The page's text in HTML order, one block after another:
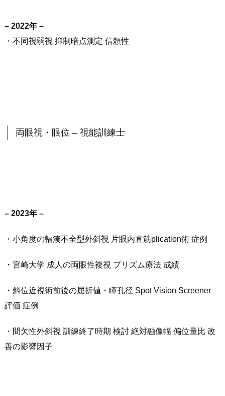
– 2022年 –
・不同視弱視 抑制暗点測定 信頼性
両眼視・眼位 – 視能訓練士
– 2023年 –
・小角度の輻湊不全型外斜視 片眼内直筋plication術 症例
・宮崎大学 成人の両眼性複視 プリズム療法 成績
・斜位近視術前後の屈折値・瞳孔径 Spot Vision Screener
評価 症例
・間欠性外斜視 訓練終了時期 検討 絶対融像幅 偏位量比 改
善の影響因子